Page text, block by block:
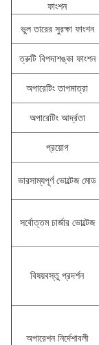
ফাংশন
ভুল তারের সুরক্ষা ফাংশন
ত্রুটি বিপদাশঙ্কা ফাংশন
অপারেটিং তাপমাত্রা
অপারেটিং আর্দ্রতা
প্রয়োগ
ভারসাম্যপূর্ণ ভোল্টেজ মোড
সর্বোত্তম চার্জার ভোল্টেজ
বিষয়বস্তু প্রদর্শন
অপারেশন নির্দেশাবলী